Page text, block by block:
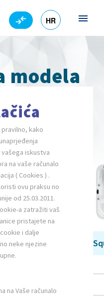
HR
modela
potrebe.
Supreme
kako
iskustva
na vaše računalo
( Cookies ) .
ovu praksu no
od 25.03.2011.
a zatražiti vaš
pristajete na
i dalje
neke njezine
na Vaše računalo